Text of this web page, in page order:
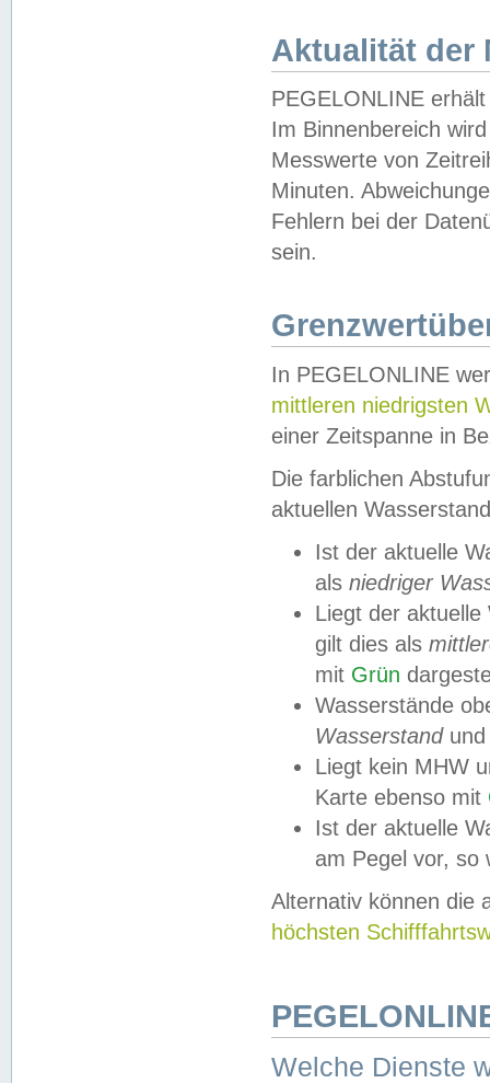
Aktualität der
PEGELONLINE
Im Binnenbereich
Messwerte von
Minuten.
Fehlern bei der
sein.
In PEGELONLINE
mittleren niedrigsten
einer Zeitspanne in
Die farblichen
aktuellen
Ist der aktuelle
als niedriger
Liegt der
gilt dies als
mit Grün
Wasserstände
Wasserstandund
Liegt kein MHW
Karte ebenso mit
Ist der aktuelle
am Pegel vor,
Alternativ können die
höchsten
Welche Dienste